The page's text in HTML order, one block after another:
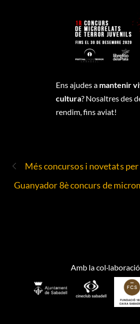
Ens ajudes a mantenir
cultura? Nosaltres des
rendim, fins aviat!
Més concursos i novetats
Guanyador 8è concurs de
Amb la